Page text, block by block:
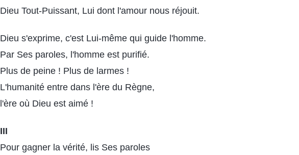
Dieu Tout-Puissant, Lui dont l'amour nous réjouit.
Dieu s'exprime, c'est Lui-même qui guide l'homme.
Par Ses paroles, l'homme est purifié.
Plus de peine ! Plus de larmes !
L'humanité entre dans l'ère du Règne,
l'ère où Dieu est aimé !
III
Pour gagner la vérité, lis Ses paroles